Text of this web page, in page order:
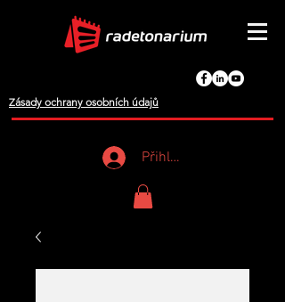
Zásady ochrany osobních údajů
Přihlášení